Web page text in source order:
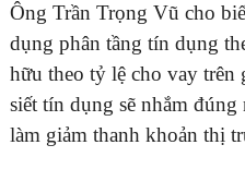
Ông Trần Trọng Vũ cho
dụng phân tầng tín dụng
hữu theo tỷ lệ cho vay
siết tín dụng sẽ nhắm
làm giảm thanh khoản thị